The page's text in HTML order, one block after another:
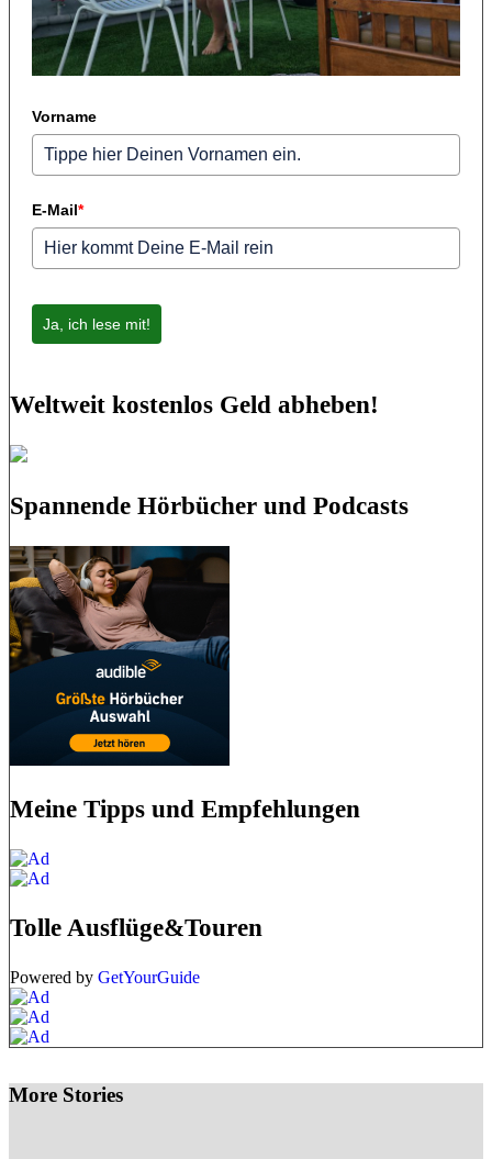
Vorname
E-Mail*
Ja, ich lese mit!
Weltweit kostenlos Geld abheben!
Spannende Hörbücher und Podcasts
Meine Tipps und Empfehlungen
Tolle Ausflüge&Touren
Powered by GetYourGuide
More Stories